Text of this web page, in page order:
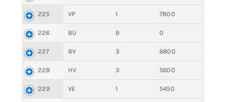
225 VP 1 7800
226 BU 9 0
227 BV 3 6800
228 HV 3 5600
229 VE 1 5450